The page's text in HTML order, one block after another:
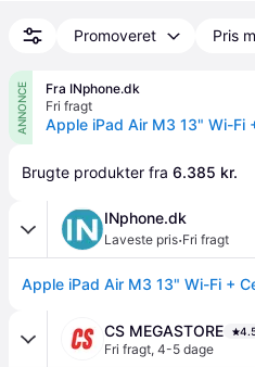
Promoveret Pris
ANNONCE
Fra INphone.dk
Fri fragt
Brugte produkter fra 6.385 kr.
INphone.dk
Laveste pris·Fri fragt
CS MEGASTORE
Fri fragt, 4-5 dage